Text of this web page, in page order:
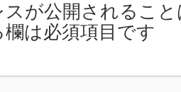
スが公開されるこ
は必須項目です